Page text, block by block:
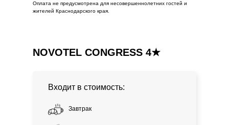
Оплата не предусмотрена для несовершеннолетних гостей и
жителей Краснодарского края.
NOVOTEL CONGRESS 4★
Завтрак
Входит в стоимость: